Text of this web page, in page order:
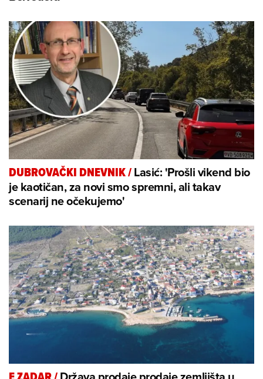
DUBROVAČKI DNEVNIK/Lasić: 'Prošli vikend bio
je kaotičan, za novi smo spremni, ali takav
scenarij ne očekujemo'